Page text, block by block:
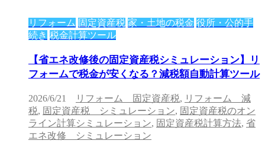
リフォーム 固定資産税 家・土地の税金 役所・公的手
続き 税金計算ツール
【省エネ改修後の固定資産税シミュレーション】リ
フォームで税金が安くなる？減税額自動計算ツール
2026/6/21 リフォーム 固定資産税, リフォーム 減
税, 固定資産税 シミュレーション, 固定資産税のオン
ライン計算シミュレーション, 固定資産税計算方法, 省
エネ改修 シミュレーション